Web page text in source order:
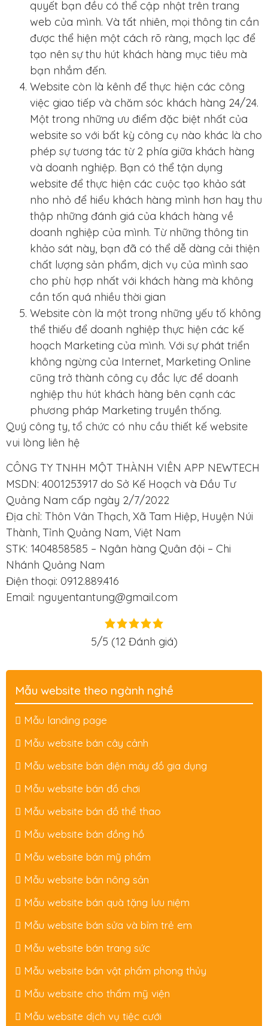
quyết bạn đều có thể cập nhật trên trang
web của mình. Và tất nhiên, mọi thông tin cần
được thể hiện một cách rõ ràng, mạch lạc để
tạo nên sự thu hút khách hàng mục tiêu mà
bạn nhắm đến.
Website còn là kênh để thực hiện các công
việc giao tiếp và chăm sóc khách hàng 24/24.
Một trong những ưu điểm đặc biệt nhất của
website so với bất kỳ công cụ nào khác là cho
phép sự tương tác từ 2 phía giữa khách hàng
và doanh nghiệp. Bạn có thể tận dụng
website để thực hiện các cuộc tạo khảo sát
nho nhỏ để hiểu khách hàng mình hơn hay thu
thập những đánh giá của khách hàng về
doanh nghiệp của mình. Từ những thông tin
khảo sát này, bạn đã có thể dễ dàng cải thiện
chất lượng sản phẩm, dịch vụ của mình sao
cho phù hợp nhất với khách hàng mà không
cần tốn quá nhiều thời gian
Website còn là một trong những yếu tố không
thể thiếu để doanh nghiệp thực hiện các kế
hoạch Marketing của mình. Với sự phát triển
không ngừng của Internet, Marketing Online
cũng trở thành công cụ đắc lực để doanh
nghiệp thu hút khách hàng bên cạnh các
phương pháp Marketing truyền thống.
Quý công ty, tổ chức có nhu cầu thiết kế website
vui lòng liên hệ
CÔNG TY TNHH MỘT THÀNH VIÊN APP NEWTECH
MSDN: 4001253917 do Sở Kế Hoạch và Đầu Tư
Quảng Nam cấp ngày 2/7/2022
Địa chỉ: Thôn Vân Thạch, Xã Tam Hiệp, Huyện Núi
Thành, Tỉnh Quảng Nam, Việt Nam
STK: 1404858585 – Ngân hàng Quân đội – Chi
Nhánh Quảng Nam
Điện thoại: 0912.889.416
Email: nguyentantung@gmail.com
5/5 (12 Đánh giá)
Mẫu website theo ngành nghề
Mẫu landing page
Mẫu website bán cây cảnh
Mẫu website bán điện máy đồ gia dụng
Mẫu website bán đồ chơi
Mẫu website bán đồ thể thao
Mẫu website bán đồng hồ
Mẫu website bán mỹ phẩm
Mẫu website bán nông sản
Mẫu website bán quà tặng lưu niệm
Mẫu website bán sửa và bỉm trẻ em
Mẫu website bán trang sức
Mẫu website bán vật phẩm phong thủy
Mẫu website cho thẩm mỹ viện
Mẫu website dịch vụ tiệc cưới